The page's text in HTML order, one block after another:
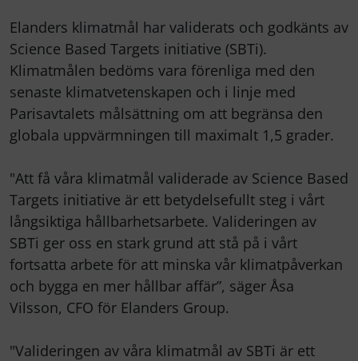
Elanders klimatmål har validerats och godkänts av
Science Based Targets initiative (SBTi).
Klimatmålen bedöms vara förenliga med den
senaste klimatvetenskapen och i linje med
Parisavtalets målsättning om att begränsa den
globala uppvärmningen till maximalt 1,5 grader.
"Att få våra klimatmål validerade av Science Based
Targets initiative är ett betydelsefullt steg i vårt
långsiktiga hållbarhetsarbete. Valideringen av
SBTi ger oss en stark grund att stå på i vårt
fortsatta arbete för att minska vår klimatpåverkan
och bygga en mer hållbar affär”, säger Åsa
Vilsson, CFO för Elanders Group.
"Valideringen av våra klimatmål av SBTi är ett